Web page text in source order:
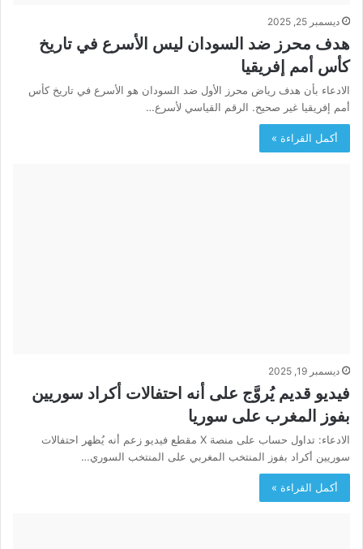
ديسمبر 25, 2025
هدف محرز ضد السودان ليس الأسرع في تاريخ
كأس أمم إفريقيا
الادعاء بأن هدف رياض محرز الأول ضد السودان هو الأسرع في تاريخ كأس
أمم إفريقيا غير صحيح. الرقم القياسي لأسرع…
أكمل القراءة »
ديسمبر 19, 2025
فيديو قديم يُروَّج على أنه احتفالات أكراد سوريين
بفوز المغرب على سوريا
الادعاء: تداول حساب على منصة X مقطع فيديو زعم أنه يُظهر احتفالات
سوريين أكراد بفوز المنتخب المغربي على المنتخب السوري…
أكمل القراءة »